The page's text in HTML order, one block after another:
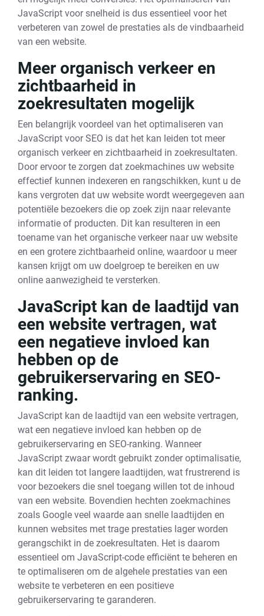
JavaScript voor snelheid is dus essentieel voor het
verbeteren van zowel de prestaties als de vindbaarheid
van een website.
Meer organisch verkeer en
zichtbaarheid in
zoekresultaten mogelijk
Een belangrijk voordeel van het optimaliseren van
JavaScript voor SEO is dat het kan leiden tot meer
organisch verkeer en zichtbaarheid in zoekresultaten.
Door ervoor te zorgen dat zoekmachines uw website
effectief kunnen indexeren en rangschikken, kunt u de
kans vergroten dat uw website wordt weergegeven aan
potentiële bezoekers die op zoek zijn naar relevante
informatie of producten. Dit kan resulteren in een
toename van het organische verkeer naar uw website
en een grotere zichtbaarheid online, waardoor u meer
kansen krijgt om uw doelgroep te bereiken en uw
online aanwezigheid te versterken.
JavaScript kan de laadtijd van
een website vertragen, wat
een negatieve invloed kan
hebben op de
gebruikerservaring en SEO-
ranking.
JavaScript kan de laadtijd van een website vertragen,
wat een negatieve invloed kan hebben op de
gebruikerservaring en SEO-ranking. Wanneer
JavaScript zwaar wordt gebruikt zonder optimalisatie,
kan dit leiden tot langere laadtijden, wat frustrerend is
voor bezoekers die snel toegang willen tot de inhoud
van een website. Bovendien hechten zoekmachines
zoals Google veel waarde aan snelle laadtijden en
kunnen websites met trage prestaties lager worden
gerangschikt in de zoekresultaten. Het is daarom
essentieel om JavaScript-code efficiënt te beheren en
te optimaliseren om de algehele prestaties van een
website te verbeteren en een positieve
gebruikerservaring te garanderen.